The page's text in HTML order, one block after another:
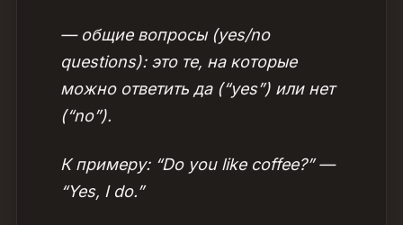
— общие вопросы (yes/no
questions): это те, на которые
можно ответить да (“yes”) или нет
(“no”).
К примеру: “Do you like coffee?” —
“Yes, I do.”